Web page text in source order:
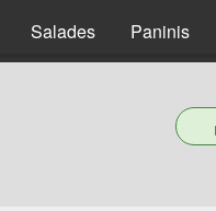
Salades Paninis